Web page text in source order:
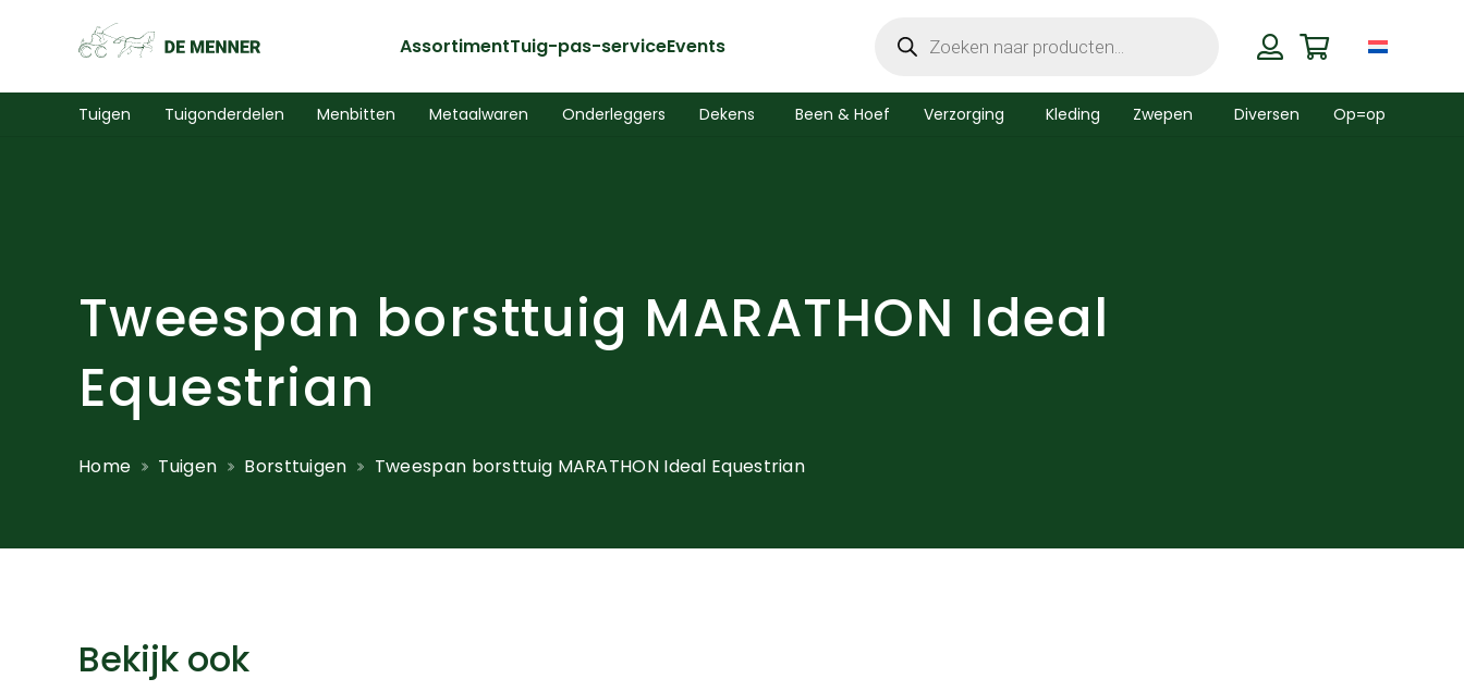
AssortimentTuig-pas-serviceEvents zoeken
Tuigen Tuigonderdelen Menbitten Metaalwaren Onderleggers Dekens Been & Hoef Verzorging Kleding Zwepen Diversen Op=op
Tweespan borsttuig MARATHON Ideal
Equestrian
Home Tuigen Borsttuigen Tweespan borsttuig MARATHON Ideal Equestrian
Bekijk ook